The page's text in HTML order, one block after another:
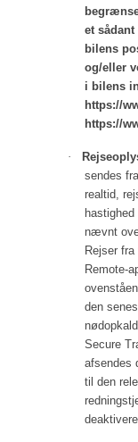
et
bilens
og/eller
i bilens
https://
https://
·
sendes
realtid,
nævnt
Rejser
Remote-
den
Secure
afsendes
til den